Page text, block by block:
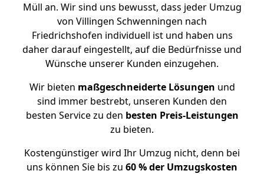
Müll an. Wir sind uns bewusst, dass jeder Umzug
von Villingen Schwenningen nach
Friedrichshofen individuell ist und haben uns
daher darauf eingestellt, auf die Bedürfnisse und
Wünsche unserer Kunden einzugehen.
Wir bieten maßgeschneiderte Lösungen und
sind immer bestrebt, unseren Kunden den
besten Service zu den besten Preis-Leistungen
zu bieten.
Kostengünstiger wird Ihr Umzug nicht, denn bei
uns können Sie bis zu 60 % der Umzugskosten